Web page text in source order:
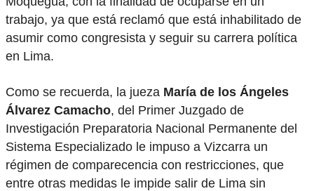
trabajo, ya que está reclamó que está inhabilitado de
asumir como congresista y seguir su carrera política
en Lima.
Como se recuerda, la jueza María de los Ángeles
Álvarez Camacho, del Primer Juzgado de
Investigación Preparatoria Nacional Permanente del
Sistema Especializado le impuso a Vizcarra un
régimen de comparecencia con restricciones, que
entre otras medidas le impide salir de Lima sin